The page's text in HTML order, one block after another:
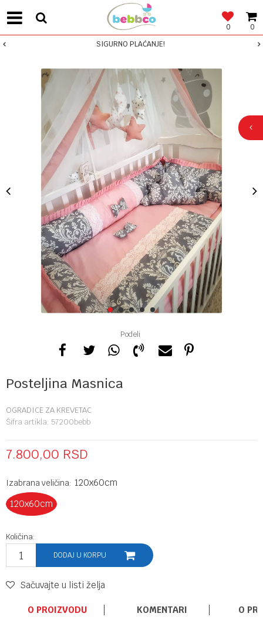
0
0
SIGURNO PLAĆANJE!
1 2 3 4 5
Podeli
Posteljina Masnica
OGRADICE ZA KREVETAC
Šifra artikla: 57200bebb
7.800,00 RSD
Izabrana veličina: 120x60cm
120x60cm
Količina:
DODAJ U KORPU
Sačuvajte u listi želja
O PROIZVODU KOMENTARI O